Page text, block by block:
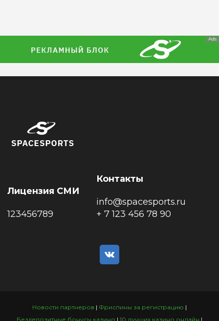
Ads
Лицензия СМИ
123456789
Контакты
info@spacesports.ru
+ 7 123 456 78 90
Новости партнеров | Фриспины за регистрацию |
Бездепозитные бонусы казино | 10 лучших казино онлайн |